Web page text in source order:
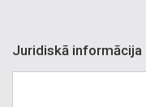
Juridiskā informācija